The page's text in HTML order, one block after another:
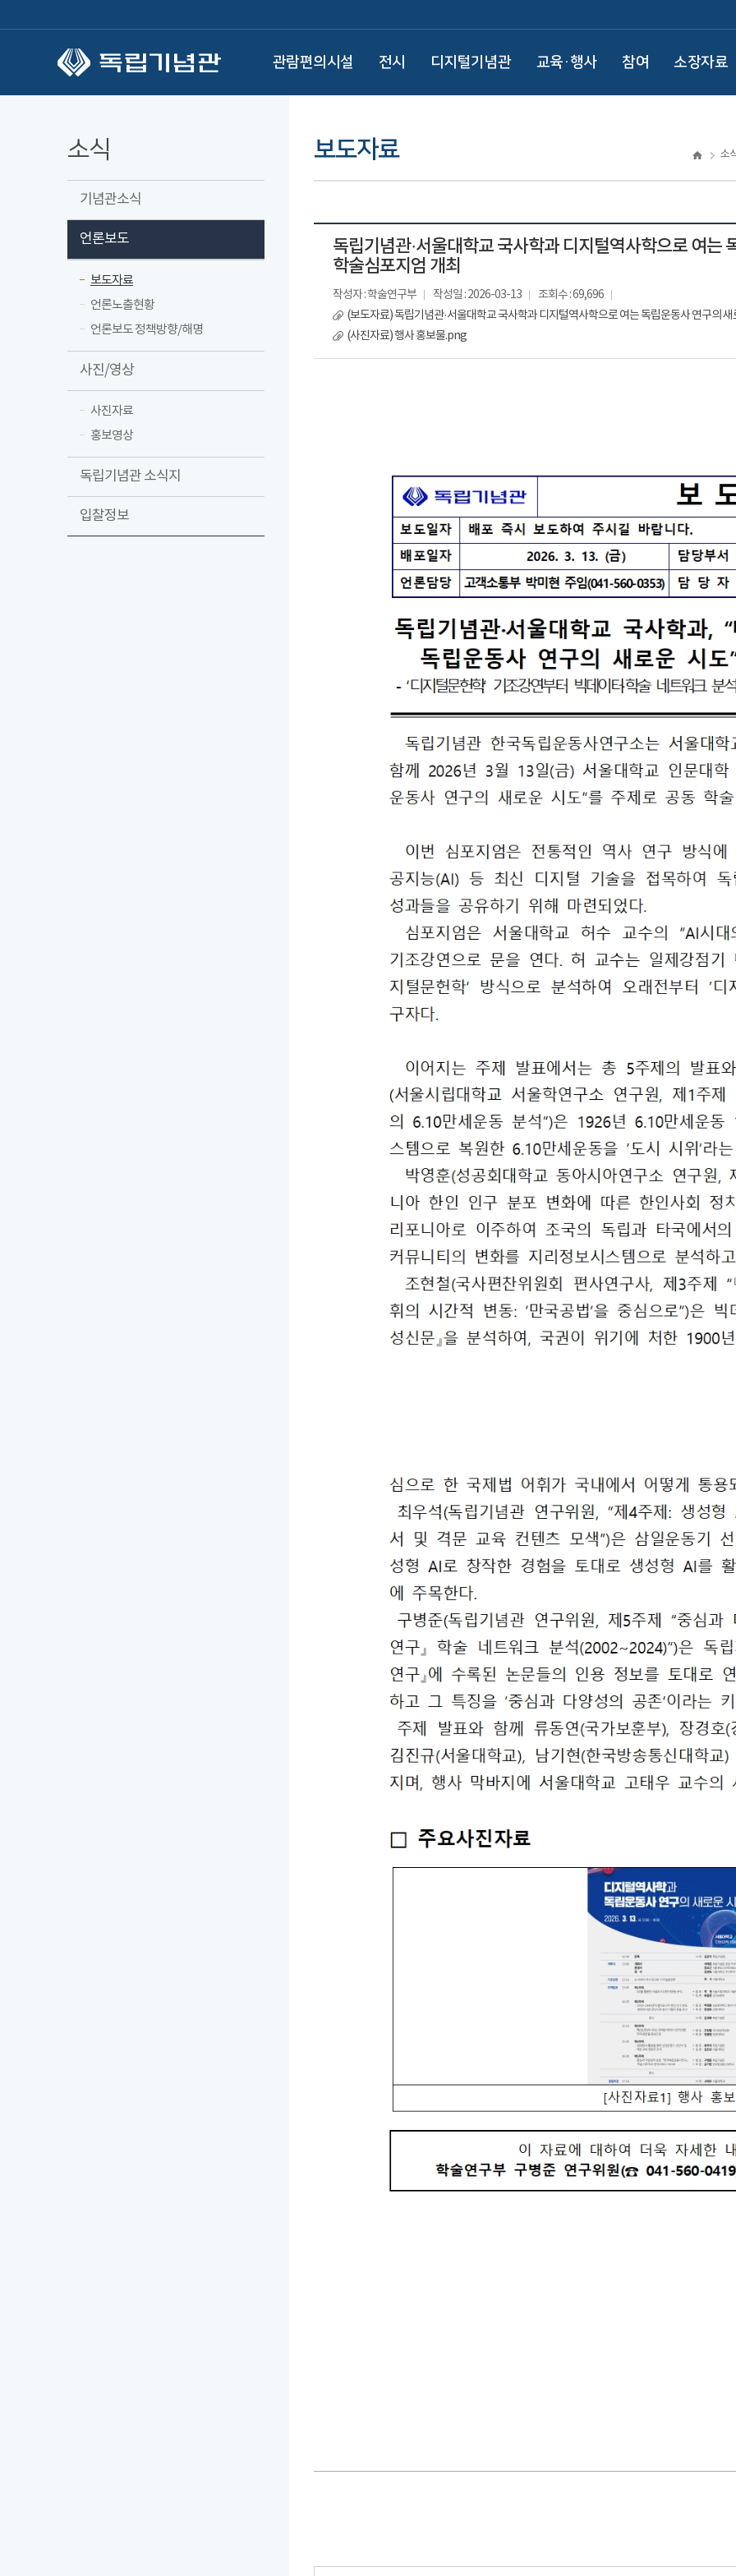
관람편의시설 전시 디지털기념관 교육·행사 참여 소장자료
소식
기념관소식
언론보도
보도자료
언론노출현황
언론보도 정책방향/해명
사진/영상
사진자료
홍보영상
독립기념관 소식지
입찰정보
보도자료 소
독립기념관·서울대학교 국사학과 디지털역사학으로 여는
학술심포지엄 개최
작성자 : 학술연구부 작성일 : 2026-03-13
조회수 : 69,696
(보도자료) 독립기념관·서울대학교 국사학과 디지털역사학으로 여는 독립운동사 연구의
(사진자료) 행사 홍보물.png